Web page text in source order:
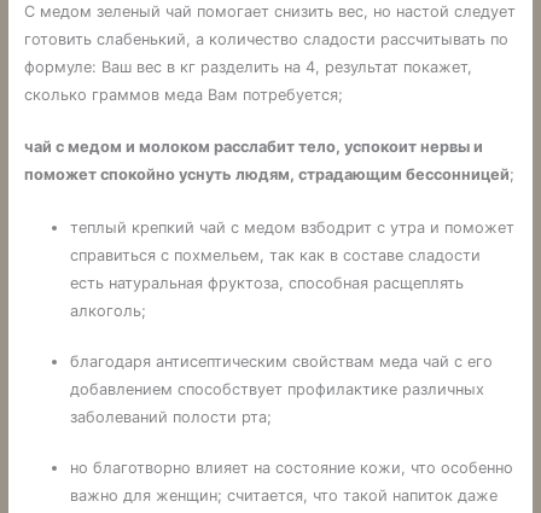
С медом зеленый чай помогает снизить вес, но настой следует
готовить слабенький, а количество сладости рассчитывать по
формуле: Ваш вес в кг разделить на 4, результат покажет,
сколько граммов меда Вам потребуется;
чай с медом и молоком расслабит тело, успокоит нервы и
поможет спокойно уснуть людям, страдающим бессонницей;
теплый крепкий чай с медом взбодрит с утра и поможет
справиться с похмельем, так как в составе сладости
есть натуральная фруктоза, способная расщеплять
алкоголь;
благодаря антисептическим свойствам меда чай с его
добавлением способствует профилактике различных
заболеваний полости рта;
но благотворно влияет на состояние кожи, что особенно
важно для женщин; считается, что такой напиток даже